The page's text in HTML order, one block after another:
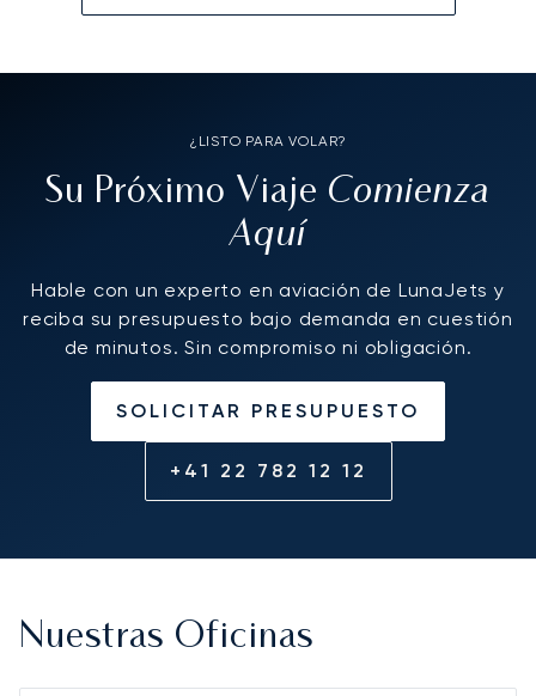
¿LISTO PARA VOLAR?
Su Próximo Viaje Comienza
Aquí
Hable con un experto en aviación de LunaJets y
reciba su presupuesto bajo demanda en cuestión
de minutos. Sin compromiso ni obligación.
SOLICITAR PRESUPUESTO
+41 22 782 12 12
Nuestras Oficinas